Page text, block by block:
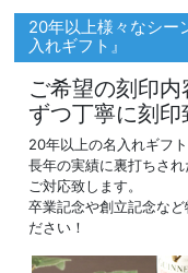
20年以上様々なシー
入れギフト』
ご希望の刻印
ずつ丁寧に刻印
20年以上の名入れギフ
長年の実績に裏打ちさ
ご対応致します。
卒業記念や創立記念な
ださい！